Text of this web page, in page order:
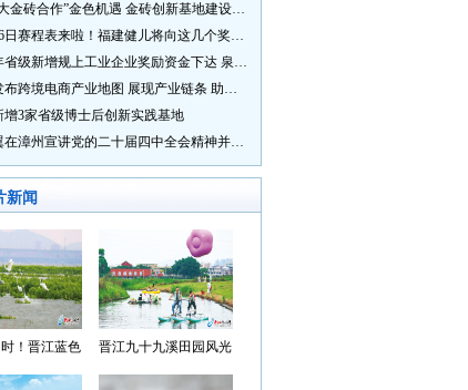
共享“大金砖合作”金色机遇 金砖创新基地建设成效显著
11月16日赛程表来啦！福建健儿将向这几个奖牌发起冲击→
2025年省级新增规上工业企业奖励资金下达 泉州市获补资金居全省首位
晋江发布跨境电商产业地图 展现产业链条 助力“晋品出海”
增3家省级博士后创新实践基地
周祖翼在漳州宣讲党的二十届四中全会精神并调研
新闻
！晋江蓝色
晋江九十九溪田园风光